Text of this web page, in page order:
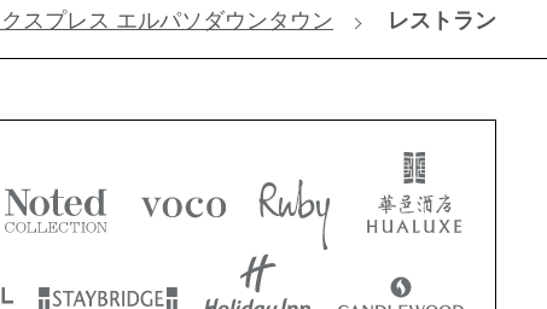
スプレス エルパソダウンタウン レストラン